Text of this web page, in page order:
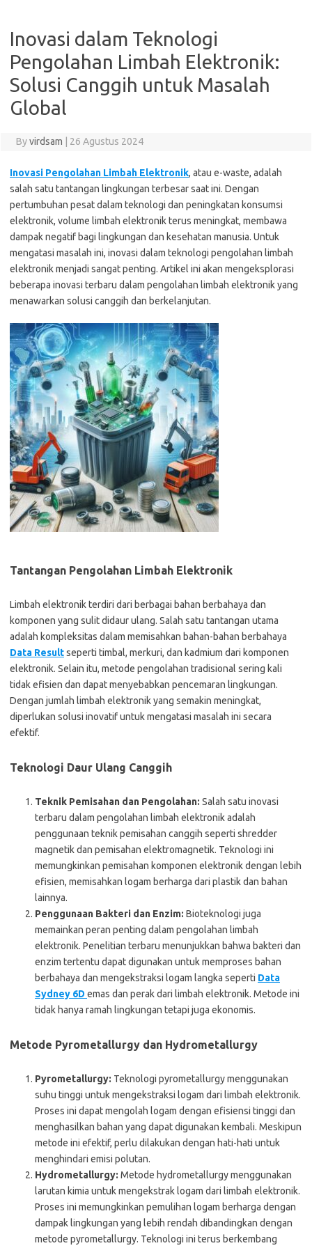
Inovasi dalam Teknologi
Pengolahan Limbah Elektronik:
Solusi Canggih untuk Masalah
Global
Byvirdsam 26 Agustus 2024
Inovasi Pengolahan Limbah Elektronik, atau e-waste, adalah
salah satu tantangan lingkungan terbesar saat ini. Dengan
pertumbuhan pesat dalam teknologi dan peningkatan konsumsi
elektronik, volume limbah elektronik terus meningkat, membawa
dampak negatif bagi lingkungan dan kesehatan manusia. Untuk
mengatasi masalah ini, inovasi dalam teknologi pengolahan limbah
elektronik menjadi sangat penting. Artikel ini akan mengeksplorasi
beberapa inovasi terbaru dalam pengolahan limbah elektronik yang
menawarkan solusi canggih dan berkelanjutan.
Tantangan Pengolahan Limbah Elektronik
Limbah elektronik terdiri dari berbagai bahan berbahaya dan
komponen yang sulit didaur ulang. Salah satu tantangan utama
adalah kompleksitas dalam memisahkan bahan-bahan berbahaya
Data Resultseperti timbal, merkuri, dan kadmium dari komponen
elektronik. Selain itu, metode pengolahan tradisional sering kali
tidak efisien dan dapat menyebabkan pencemaran lingkungan.
Dengan jumlah limbah elektronik yang semakin meningkat,
diperlukan solusi inovatif untuk mengatasi masalah ini secara
efektif.
Teknologi Daur Ulang Canggih
Teknik Pemisahan dan Pengolahan: Salah satu inovasi
terbaru dalam pengolahan limbah elektronik adalah
penggunaan teknik pemisahan canggih seperti shredder
magnetik dan pemisahan elektromagnetik. Teknologi ini
memungkinkan pemisahan komponen elektronik dengan lebih
efisien, memisahkan logam berharga dari plastik dan bahan
lainnya.
Penggunaan Bakteri dan Enzim: Bioteknologi juga
memainkan peran penting dalam pengolahan limbah
elektronik. Penelitian terbaru menunjukkan bahwa bakteri dan
enzim tertentu dapat digunakan untuk memproses bahan
berbahaya dan mengekstraksi logam langka seperti Data
Sydney 6D emas dan perak dari limbah elektronik. Metode ini
tidak hanya ramah lingkungan tetapi juga ekonomis.
Metode Pyrometallurgy dan Hydrometallurgy
Pyrometallurgy: Teknologi pyrometallurgy menggunakan
suhu tinggi untuk mengekstraksi logam dari limbah elektronik.
Proses ini dapat mengolah logam dengan efisiensi tinggi dan
menghasilkan bahan yang dapat digunakan kembali. Meskipun
metode ini efektif, perlu dilakukan dengan hati-hati untuk
menghindari emisi polutan.
Hydrometallurgy: Metode hydrometallurgy menggunakan
larutan kimia untuk mengekstrak logam dari limbah elektronik.
Proses ini memungkinkan pemulihan logam berharga dengan
dampak lingkungan yang lebih rendah dibandingkan dengan
metode pyrometallurgy. Teknologi ini terus berkembang